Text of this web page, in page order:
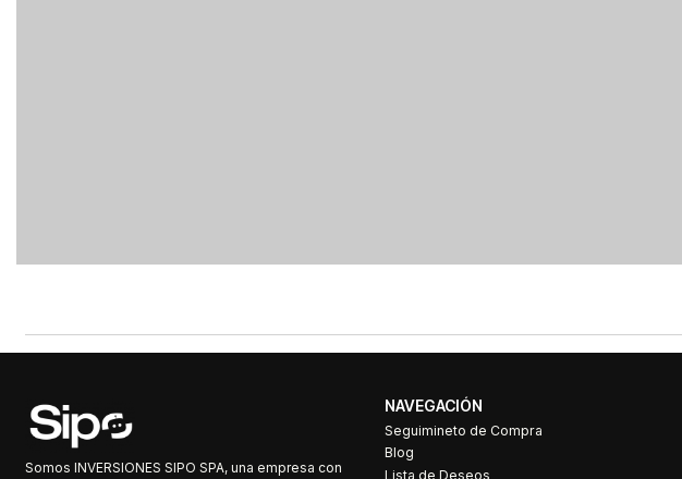
Somos INVERSIONES SIPO SPA, una empresa con
NAVEGACIÓN
Seguimineto de Compra
Blog
Lista de Deseos